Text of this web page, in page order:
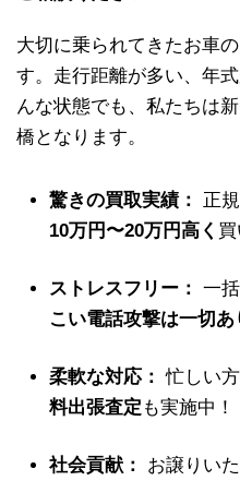
大切に乗られてきたお車
す。走行距離が多い、年
んな状態でも、私たちは
橋となります。
驚きの買取実績：
正
10万円〜20万円高く
ストレスフリー： 一
こい電話攻撃は一切あ
柔軟な対応： 忙しい
料出張査定 も実施中！
社会貢献：
お譲りい